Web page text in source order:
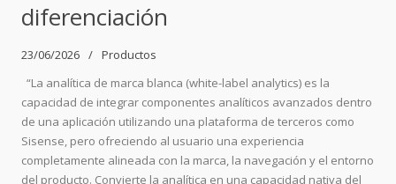
diferenciación
23/06/2026
Productos
“La analítica de marca blanca (white-label analytics) es la
capacidad de integrar componentes analíticos avanzados dentro
de una aplicación utilizando una plataforma de terceros como
Sisense, pero ofreciendo al usuario una experiencia
completamente alineada con la marca, la navegación y el entorno
del producto. Convierte la analítica en una capacidad nativa del